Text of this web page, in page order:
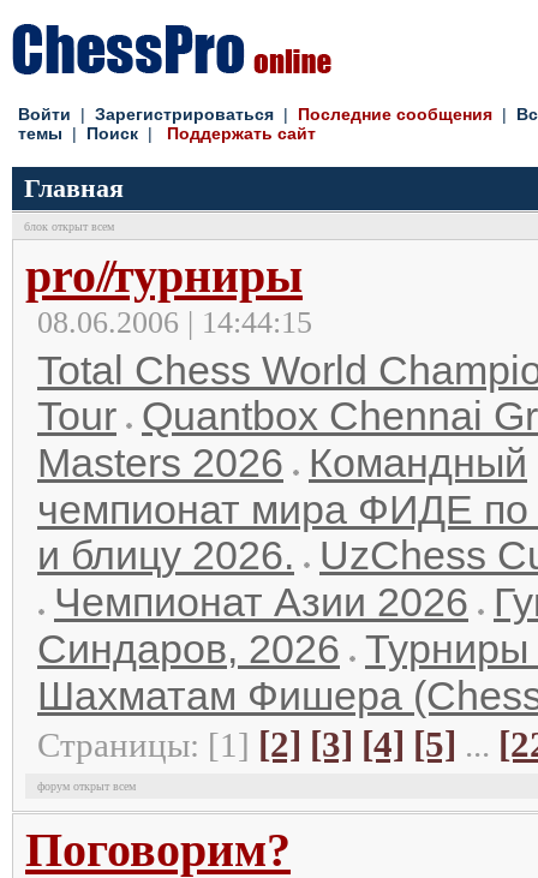
Войти | Зарегистрироваться | Последние сообщения |
темы | Поиск | Поддержать сайт
Главная
блок открыт всем
pro//турниры
08.06.2006 | 14:44:15
Total Chess World
Tour Quantbox Chennai
Masters 2026
Командный
чемпионат мира ФИДЕ по
и блицу 2026.
UzChess
Чемпионат Азии 2026
Синдаров, 2026 Турниры
Шахматам Фишера
Страницы: [1] [2] [3] [4] [5] ...
форум открыт всем
Поговорим?